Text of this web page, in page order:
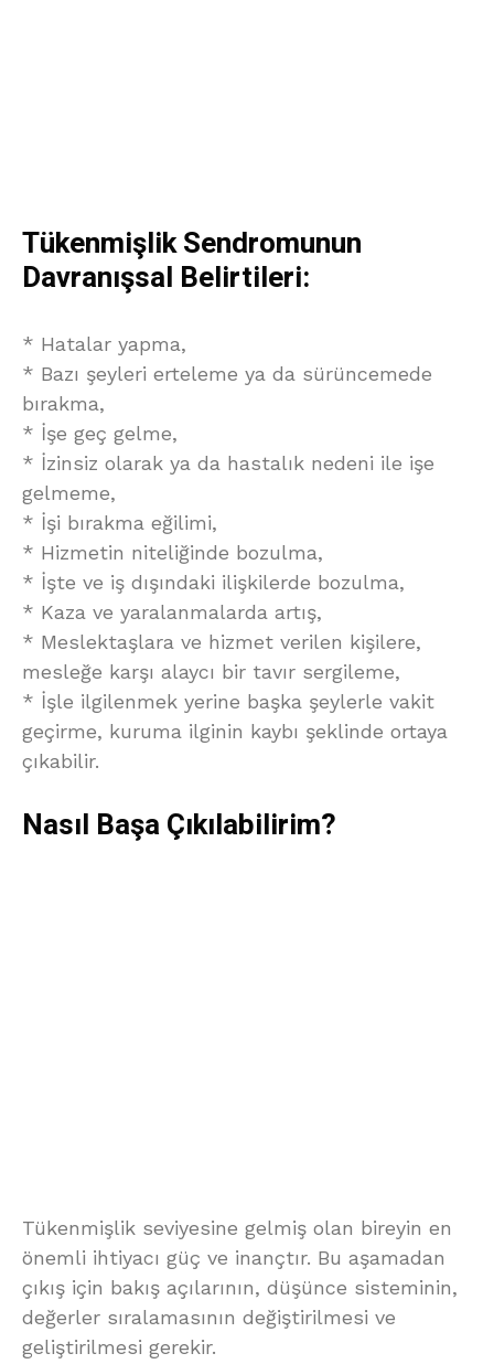
Tükenmişlik Sendromunun
Davranışsal Belirtileri:
* Hatalar yapma,
* Bazı şeyleri erteleme ya da sürüncemede
bırakma,
* İşe geç gelme,
* İzinsiz olarak ya da hastalık nedeni ile işe
gelmeme,
* İşi bırakma eğilimi,
* Hizmetin niteliğinde bozulma,
* İşte ve iş dışındaki ilişkilerde bozulma,
* Kaza ve yaralanmalarda artış,
* Meslektaşlara ve hizmet verilen kişilere,
mesleğe karşı alaycı bir tavır sergileme,
* İşle ilgilenmek yerine başka şeylerle vakit
geçirme, kuruma ilginin kaybı şeklinde ortaya
çıkabilir.
Nasıl Başa Çıkılabilirim?
Tükenmişlik seviyesine gelmiş olan bireyin en
önemli ihtiyacı güç ve inançtır. Bu aşamadan
çıkış için bakış açılarının, düşünce sisteminin,
değerler sıralamasının değiştirilmesi ve
geliştirilmesi gerekir.